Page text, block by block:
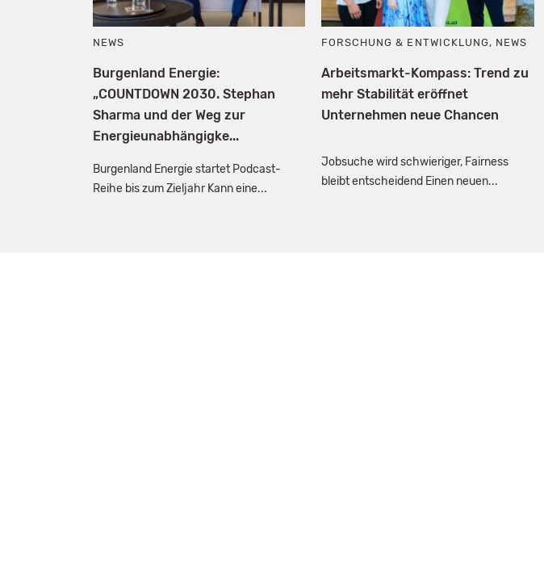
NEWS
Burgenland Energie:
„COUNTDOWN 2030. Stephan
Sharma und der Weg zur
Energieunabhängigke...
Burgenland Energie startet Podcast-
Reihe bis zum Zieljahr Kann eine...
FORSCHUNG & ENTWICKLUNG, NEWS
Arbeitsmarkt-Kompass: Trend zu
mehr Stabilität eröffnet
Unternehmen neue Chancen
Jobsuche wird schwieriger, Fairness
bleibt entscheidend Einen neuen...